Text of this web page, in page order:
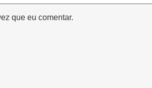
que eu comentar.